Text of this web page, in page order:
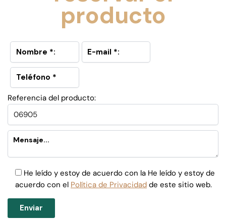
producto
Referencia del producto:
He leído y estoy de acuerdo con la He leído y estoy de
acuerdo con el Política de Privacidad de este sitio web.